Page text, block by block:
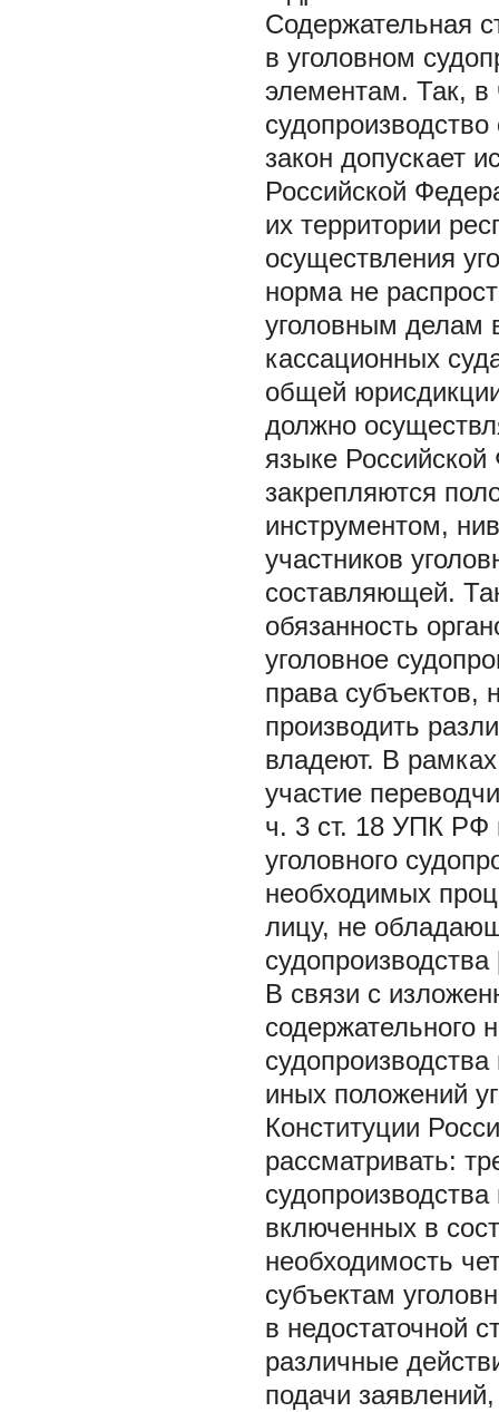
Содержательная
в уголовном
элементам. Так, в
закон допускает
Российской
их территории
осуществления
норма не
уголовным делам
кассационных
общей
должно
языке
закрепляются
инструментом,
участников
составляющей.
обязанность
уголовное
права субъектов,
производить
владеют. В
участие
ч. 3 ст. 18 УПК РФ
уголовного
необходимых
лицу, не
В связи с
содержательного
иных положений
Конституции
рассматривать:
включенных в
необходимость
субъектам
в недостаточной
различные
подачи